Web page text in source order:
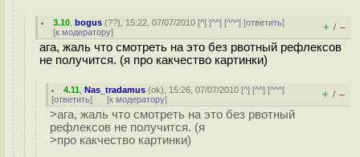
3.10 ,bogus (??), 15:22, 07/07/2010 [^] [^^] [^^^] [ответить]
[к модератору] + / –
ага, жаль что смотреть на это без рвотный рефлексов
не получится. (я про какчество картинки)
4.11 ,Nas_tradamus (ok), 15:26, 07/07/2010 [^] [^^] [^^^]
[ответить] [к модератору] + / –
>ага, жаль что смотреть на это без рвотный
рефлексов не получится. (я
>про какчество картинки)